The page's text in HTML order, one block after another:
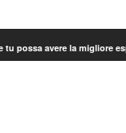
tu possa avere la migliore